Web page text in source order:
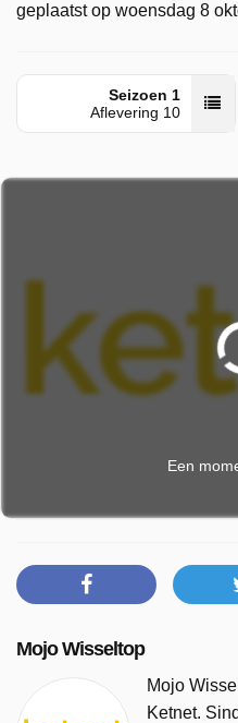
geplaatst op woensdag 8
Seizoen 1
Aflevering 10
Een
Mojo Wisseltop
Mojo
Ketnet.